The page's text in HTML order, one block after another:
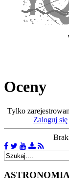
Oceny
Tylko
Zaloguj się